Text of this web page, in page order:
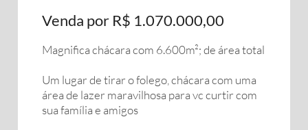
Venda por R$ 1.070.000,00
Magnifica chácara com 6.600m²; de área total
Um lugar de tirar o folego, chácara com uma
área de lazer maravilhosa para vc curtir com
sua família e amigos